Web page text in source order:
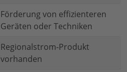
Förderung von effizienteren
Geräten oder Techniken
Regionalstrom-Produkt
vorhanden